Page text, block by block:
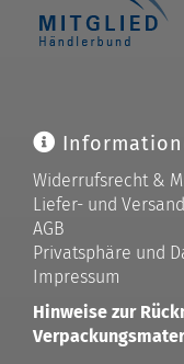
Widerrufsrecht &
Liefer- und
AGB
Privatsphäre und
Impressum
Hinweise zur